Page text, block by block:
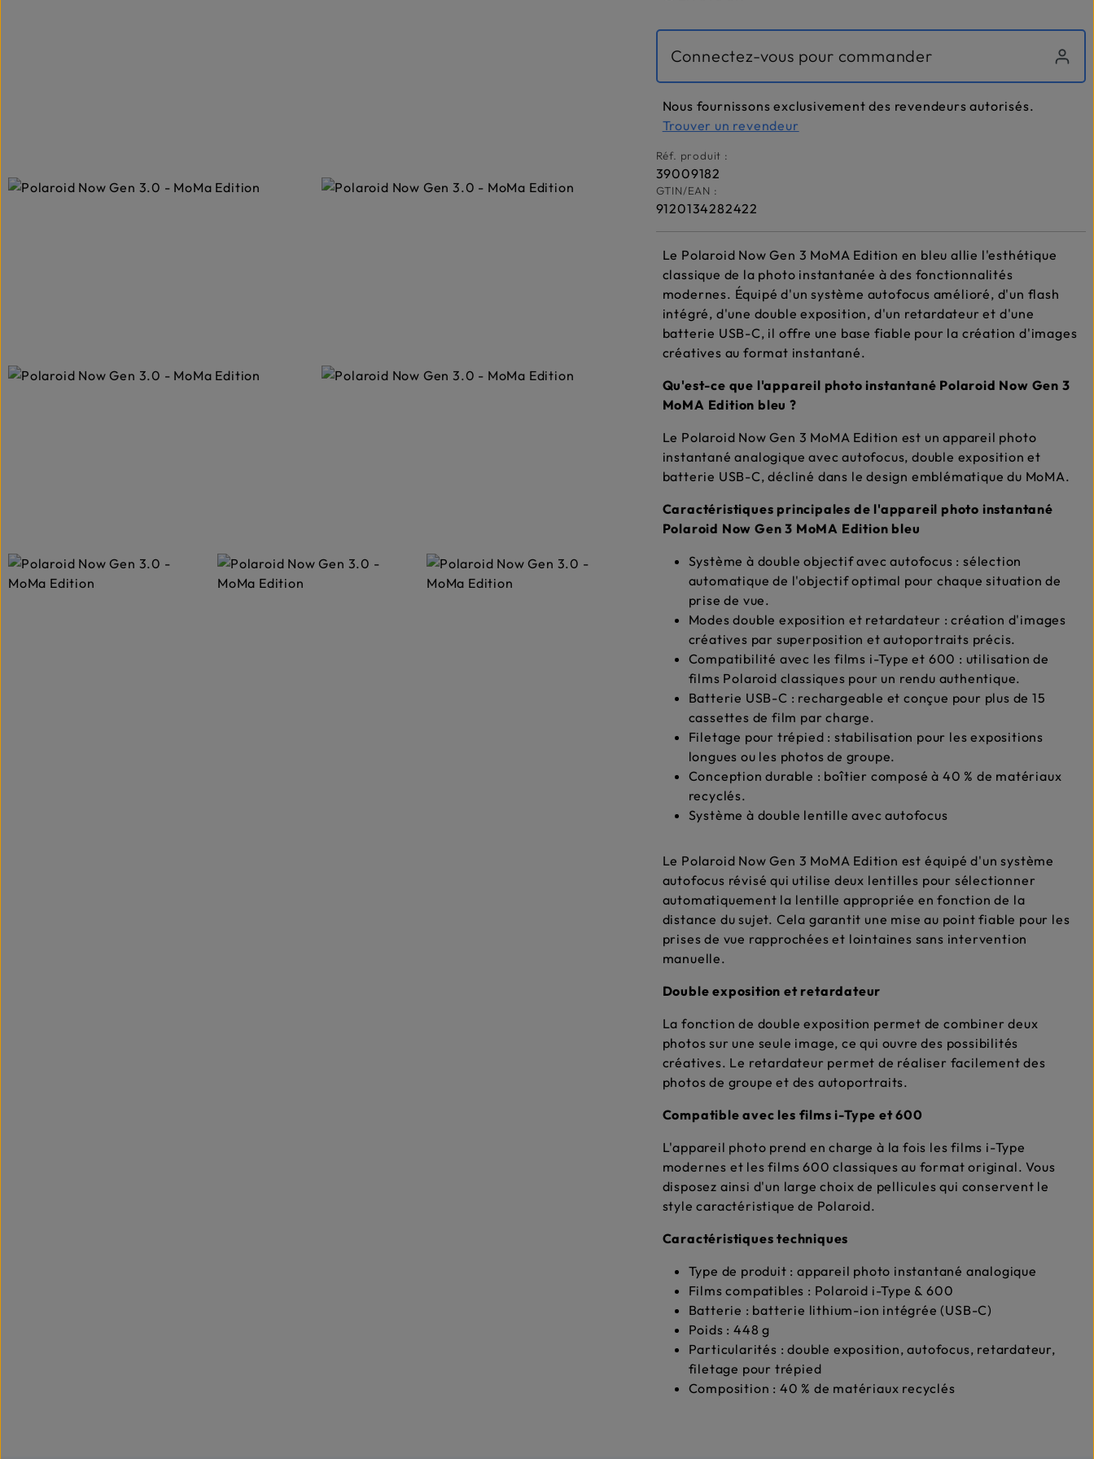
Connectez-vous pour commander
Nous fournissons exclusivement des revendeurs autorisés.
Trouver un revendeur
Réf. produit :
39009182
GTIN/EAN :
9120134282422
Le Polaroid Now Gen 3 MoMA Edition en bleu allie l'esthétique
classique de la photo instantanée à des fonctionnalités
modernes. Équipé d'un système autofocus amélioré, d'un flash
intégré, d'une double exposition, d'un retardateur et d'une
batterie USB-C, il offre une base fiable pour la création d'images
créatives au format instantané.
Qu'est-ce que l'appareil photo instantané Polaroid Now Gen 3
MoMA Edition bleu ?
Le Polaroid Now Gen 3 MoMA Edition est un appareil photo
instantané analogique avec autofocus, double exposition et
batterie USB-C, décliné dans le design emblématique du MoMA.
Caractéristiques principales de l'appareil photo instantané
Polaroid Now Gen 3 MoMA Edition bleu
Système à double objectif avec autofocus : sélection
automatique de l'objectif optimal pour chaque situation de
prise de vue.
Modes double exposition et retardateur : création d'images
créatives par superposition et autoportraits précis.
Compatibilité avec les films i-Type et 600 : utilisation de
films Polaroid classiques pour un rendu authentique.
Batterie USB-C : rechargeable et conçue pour plus de 15
cassettes de film par charge.
Filetage pour trépied : stabilisation pour les expositions
longues ou les photos de groupe.
Conception durable : boîtier composé à 40 % de matériaux
recyclés.
Système à double lentille avec autofocus
Le Polaroid Now Gen 3 MoMA Edition est équipé d'un système
autofocus révisé qui utilise deux lentilles pour sélectionner
automatiquement la lentille appropriée en fonction de la
distance du sujet. Cela garantit une mise au point fiable pour les
prises de vue rapprochées et lointaines sans intervention
manuelle.
Double exposition et retardateur
La fonction de double exposition permet de combiner deux
photos sur une seule image, ce qui ouvre des possibilités
créatives. Le retardateur permet de réaliser facilement des
photos de groupe et des autoportraits.
Compatible avec les films i-Type et 600
L'appareil photo prend en charge à la fois les films i-Type
modernes et les films 600 classiques au format original. Vous
disposez ainsi d'un large choix de pellicules qui conservent le
style caractéristique de Polaroid.
Caractéristiques techniques
Type de produit : appareil photo instantané analogique
Films compatibles : Polaroid i-Type & 600
Batterie : batterie lithium-ion intégrée (USB-C)
Poids : 448 g
Particularités : double exposition, autofocus, retardateur,
filetage pour trépied
Composition : 40 % de matériaux recyclés